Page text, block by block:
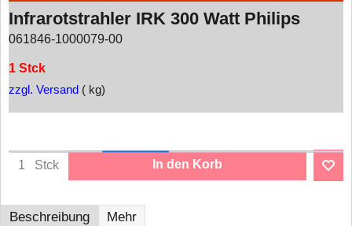
Infrarotstrahler IRK 300 Watt Philips
061846-1000079-00
1 Stck
zzgl. Versand kg
Stck In den Korb
Beschreibung Mehr